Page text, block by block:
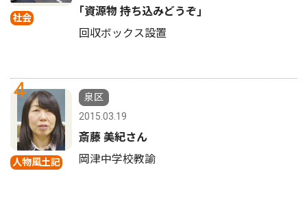
社会
｢資源物 持ち込みどうぞ｣
回収ボックス設置
4
人物風土記
泉区
2015.03.19
斎藤 美紀さん
岡津中学校教諭